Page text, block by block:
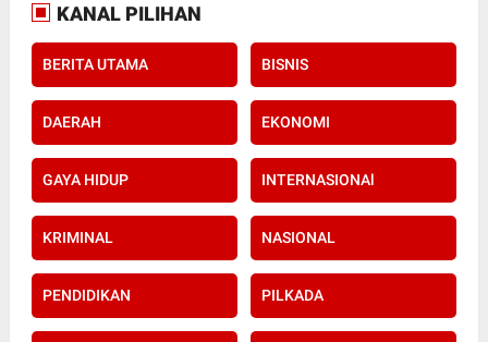
KANAL PILIHAN
BERITA UTAMA BISNIS
DAERAH EKONOMI
GAYA HIDUP INTERNASIONAl
KRIMINAL NASIONAL
PENDIDIKAN PILKADA